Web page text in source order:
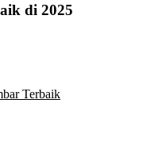
di 2025
Terbaik